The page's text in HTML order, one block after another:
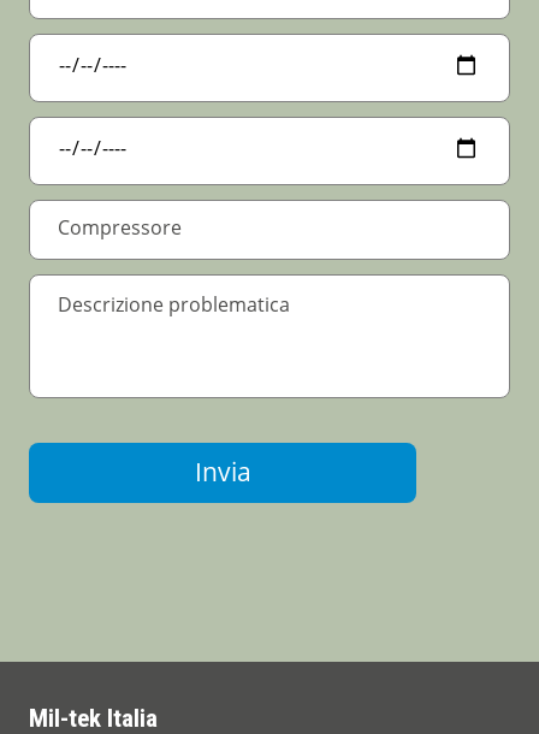
Data Problema
Ultima assistenza
Invia
Mil-tek Italia